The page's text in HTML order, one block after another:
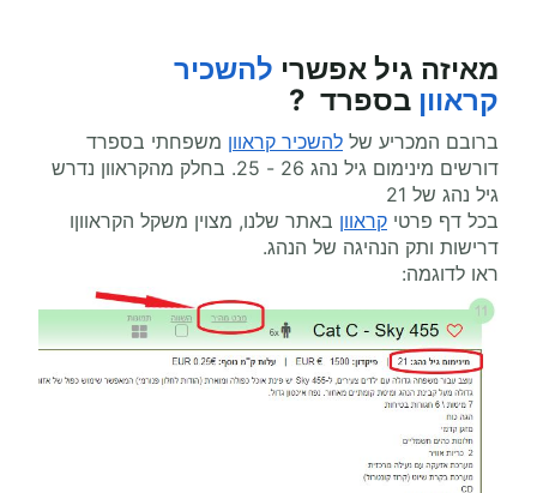
מאיזה גיל אפשרי להשכיר
קראוון בספרד ?
ברובם המכריע של להשכיר קראוון משפחתי בספרד
דורשים מינימום גיל נהג 26 - 25. בחלק מהקראוון נדרש
גיל נהג של 21
בכל דף פרטי קראוון באתר שלנו, מצוין משקל הקראווןו
דרישות ותק הנהיגה של הנהג.
ראו לדוגמה: